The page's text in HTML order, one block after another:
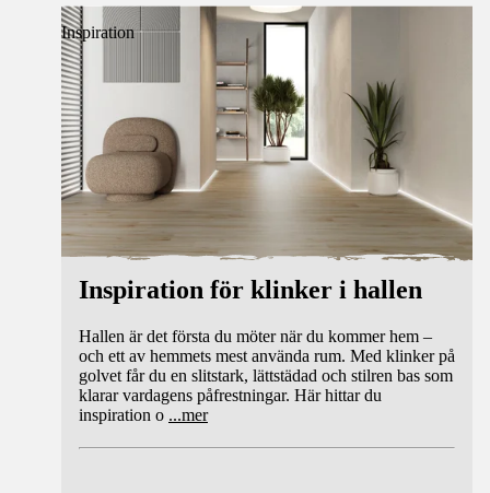
Inspiration
Inspiration för klinker i hallen
Hallen är det första du möter när du kommer hem –
och ett av hemmets mest använda rum. Med klinker på
golvet får du en slitstark, lättstädad och stilren bas som
klarar vardagens påfrestningar. Här hittar du
inspiration o ...mer